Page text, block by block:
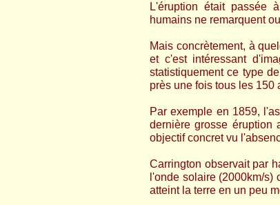
L'éruption était passée
humains ne remarquent
Mais concrètement, à
et c'est intéressant
statistiquement ce type
près une fois tous les 150
Par exemple en 1859,
dernière grosse éruption
objectif concret vu
Carrington observait par
l'onde solaire (2000km/
atteint la terre en un peu